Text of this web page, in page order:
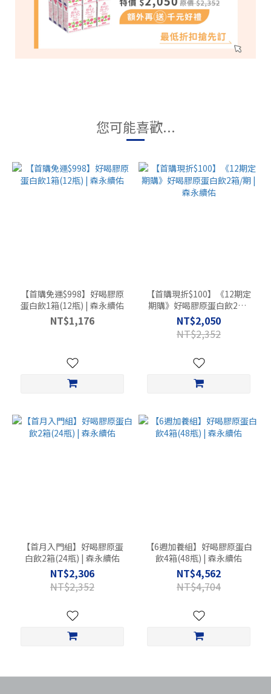
您可能喜歡...
【首購免運$998】好喝膠原
蛋白飲1箱(12瓶) | 森永續佑
NT$1,176
【首購現折$100】《12期定
期購》好喝膠原蛋白飲2箱/
期 | 森永續佑
NT$2,050
NT$2,352
【首月入門組】好喝膠原蛋
白飲2箱(24瓶) | 森永續佑
NT$2,306
NT$2,352
【6週加養組】好喝膠原蛋白
飲4箱(48瓶) | 森永續佑
NT$4,562
NT$4,704